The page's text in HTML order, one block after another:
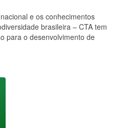
e os conhecimentos
brasileira – CTA tem
para o desenvolvimento de